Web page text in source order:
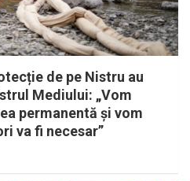
de pe Nistru au
Mediului: „Vom
permanentă și vom
va fi necesar”